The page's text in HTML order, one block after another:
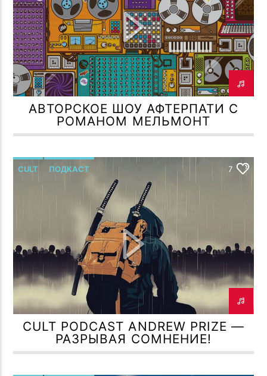
АВТОРСКОЕ ШОУ АФТЕРПАТИ С
РОМАНОМ МЕЛЬМОНТ
CULT ПОДКАСТ 7
CULT PODCAST ANDREW PRIZE —
РАЗРЫВАЯ СОМНЕНИЕ!